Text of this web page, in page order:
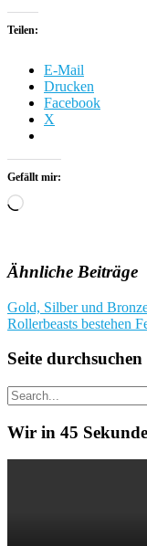
Teilen:
E-Mail
Drucken
Facebook
X
Gefällt mir:
Wird
Ähnliche Beiträge
Gold, Silber und
Rollerbeasts bestehen
Seite durchsuchen
Wir in 45